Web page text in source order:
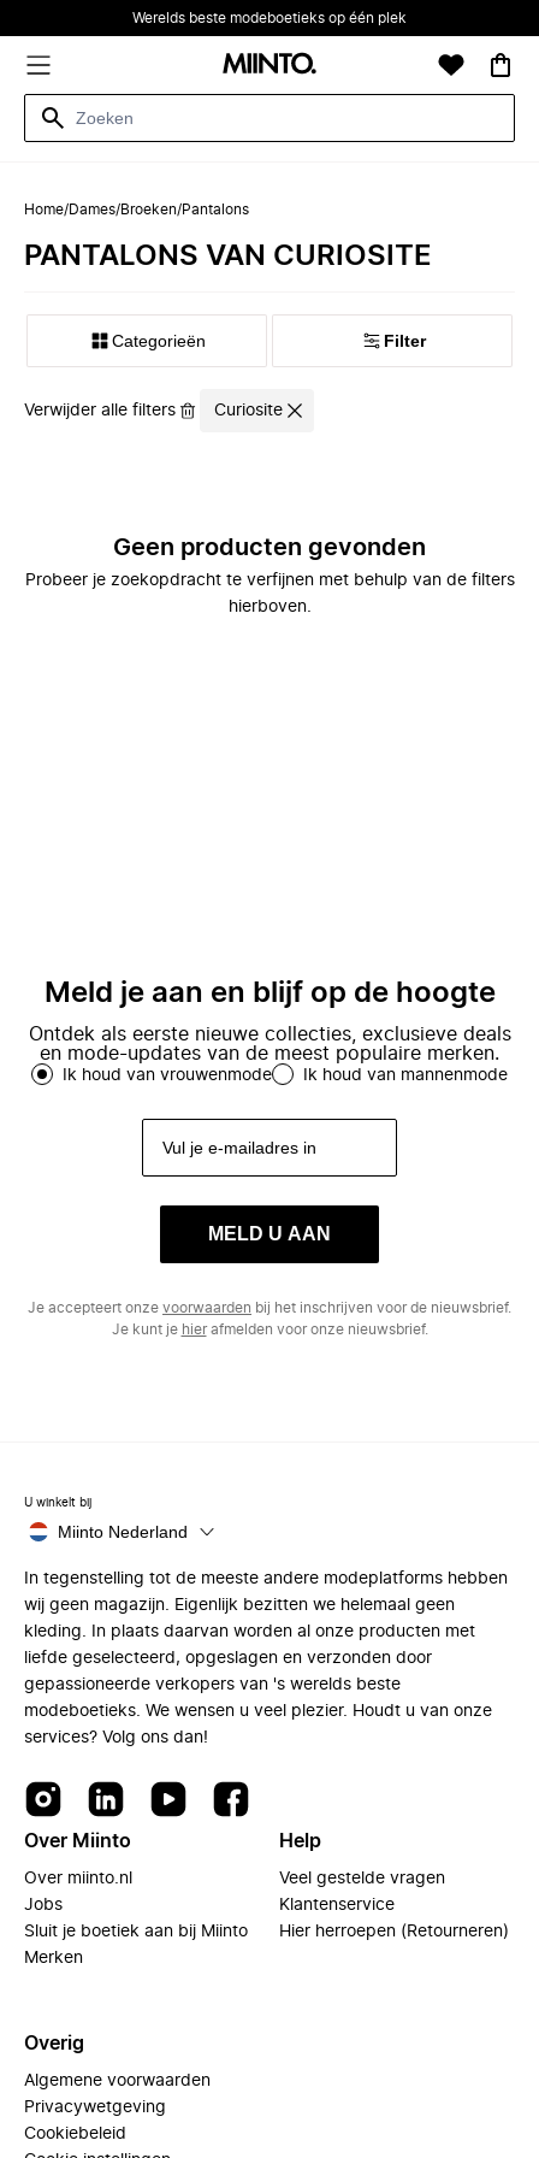
Werelds beste modeboetieks op één plek
Home/Dames/Broeken/Pantalons
PANTALONS VAN CURIOSITE
Categorieën Filter
Verwijder alle filters Curiosite
Geen producten gevonden
Probeer je zoekopdracht te verfijnen met behulp van de filters
hierboven.
Meld je aan en blijf op de hoogte
Ontdek als eerste nieuwe collecties, exclusieve deals
en mode-updates van de meest populaire merken.
Ik houd van vrouwenmode Ik houd van mannenmode
MELD U AAN
Je accepteert onze voorwaarden bij het inschrijven voor de nieuwsbrief.
Je kunt je hierafmelden voor onze nieuwsbrief.
U winkelt bij
Miinto Nederland
In tegenstelling tot de meeste andere modeplatforms hebben
wij geen magazijn. Eigenlijk bezitten we helemaal geen
kleding. In plaats daarvan worden al onze producten met
liefde geselecteerd, opgeslagen en verzonden door
gepassioneerde verkopers van 's werelds beste
modeboetieks. We wensen u veel plezier. Houdt u van onze
services? Volg ons dan!
Over Miinto
Over miinto.nl
Jobs
Sluit je boetiek aan bij Miinto
Merken
Help
Veel gestelde vragen
Klantenservice
Hier herroepen (Retourneren)
Overig
Algemene voorwaarden
Privacywetgeving
Cookiebeleid